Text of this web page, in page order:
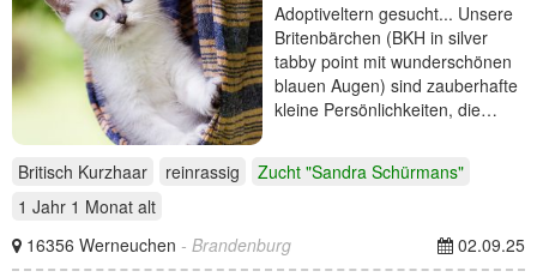
Adoptiveltern gesucht... Unsere
Britenbärchen (BKH in silver
tabby point mit wunderschönen
blauen Augen) sind zauberhafte
kleine Persönlichkeiten, die…
Britisch Kurzhaar reinrassig
Zucht "Sandra Schürmans"
1 Jahr 1 Monat alt
16356 Werneuchen - Brandenburg 02.09.25